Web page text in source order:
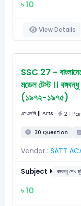
৳ 10
View Details
SSC 27 -
মডেল টেস্ট ।।
(১৯৭২-১৯৭৫)
এসএসসি || Arts 2+
30 Question
Vendor : SATT
Subject বঙ্গবন্ধু শেখ
৳ 10